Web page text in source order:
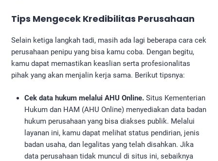
Tips Mengecek Kredibilitas Perusahaan
Selain ketiga langkah tadi, masih ada lagi beberapa cara cek
perusahaan penipu yang bisa kamu coba. Dengan begitu,
kamu dapat memastikan keaslian serta profesionalitas
pihak yang akan menjalin kerja sama. Berikut tipsnya:
Cek data hukum melalui AHU Online.Situs Kementerian
Hukum dan HAM (AHU Online) menyediakan data badan
hukum perusahaan yang bisa diakses publik. Melalui
layanan ini, kamu dapat melihat status pendirian, jenis
badan usaha, dan legalitas yang telah disahkan. Jika
data perusahaan tidak muncul di situs ini, sebaiknya